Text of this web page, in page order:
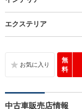
エクステリア
無
料
中古車販売店情報